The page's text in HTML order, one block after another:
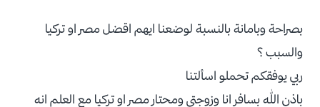
بصراحة وبامانة بالنسبة لوضعنا ايهم اقضل مصر او تركيا
والسبب ؟
ربي يوفقكم تحملو اسألتنا
باذن الله بسافر انا وزوجتي ومحتار مصر او تركيا مع العلم انه